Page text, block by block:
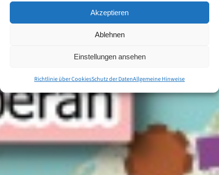
Akzeptieren
Ablehnen
Einstellungen ansehen
Richtlinie über CookiesSchutz der DatenAllgemeine Hinweise